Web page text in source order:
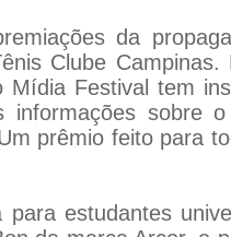
da
Clube Campinas.
Mídia Festival tem
sobre o
prêmio feito para
estudantes